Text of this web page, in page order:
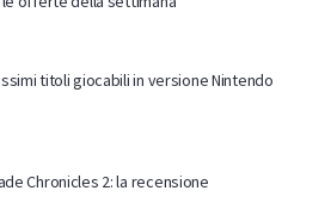
titoli giocabili in versione Nintendo
Chronicles 2: la recensione